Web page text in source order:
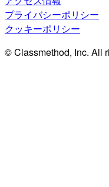
プライバシーポリシー
クッキーポリシー
© Classmethod, Inc. All